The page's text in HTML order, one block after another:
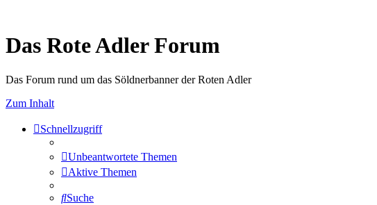
Das Rote Adler Forum
Das Forum rund um das Söldnerbanner der Roten Adler
Zum Inhalt
Schnellzugriff
Unbeantwortete Themen
Aktive Themen
Suche